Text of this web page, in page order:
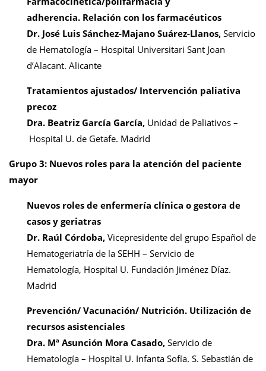
adherencia. Relación con los farmacéuticos
Dr. José Luis Sánchez-Majano Suárez-Llanos, Servicio
de Hematología – Hospital Universitari Sant Joan
d’Alacant. Alicante
Tratamientos ajustados/ Intervención paliativa
precoz
Dra. Beatriz García García, Unidad de Paliativos –
Hospital U. de Getafe. Madrid
Grupo 3: Nuevos roles para la atención del paciente
mayor
Nuevos roles de enfermería clínica o gestora de
casos y geriatras
Dr. Raúl Córdoba, Vicepresidente del grupo Español de
Hematogeriatría de la SEHH – Servicio de
Hematología, Hospital U. Fundación Jiménez Díaz.
Madrid
Prevención/ Vacunación/ Nutrición. Utilización de
recursos asistenciales
Dra. Mª Asunción Mora Casado, Servicio de
Hematología – Hospital U. Infanta Sofía. S. Sebastián de